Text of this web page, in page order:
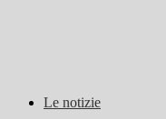
Le notizie